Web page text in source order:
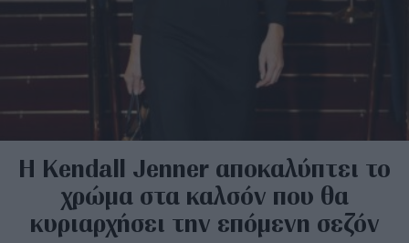
Η Κendall Jenner αποκαλύπτει το
χρώμα στα καλσόν που θα
κυριαρχήσει την επόμενη σεζόν